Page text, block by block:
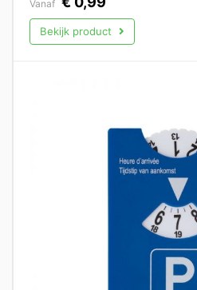
Vanaf
Bekijk product